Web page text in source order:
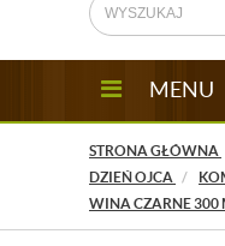
MENU
STRONA GŁÓWNA
DZIEŃ OJCA
WINA CZARNE 300